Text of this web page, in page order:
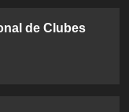
de Clubes